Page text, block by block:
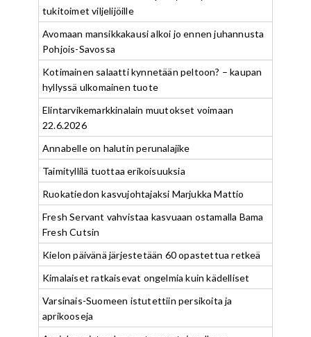
tukitoimet viljelijöille
Avomaan mansikkakausi alkoi jo ennen juhannusta
Pohjois-Savossa
Kotimainen salaatti kynnetään peltoon? – kaupan
hyllyssä ulkomainen tuote
Elintarvikemarkkinalain muutokset voimaan
22.6.2026
Annabelle on halutin perunalajike
Taimityllilä tuottaa erikoisuuksia
Ruokatiedon kasvujohtajaksi Marjukka Mattio
Fresh Servant vahvistaa kasvuaan ostamalla Bama
Fresh Cutsin
Kielon päivänä järjestetään 60 opastettua retkeä
Kimalaiset ratkaisevat ongelmia kuin kädelliset
Varsinais-Suomeen istutettiin persikoita ja
aprikooseja